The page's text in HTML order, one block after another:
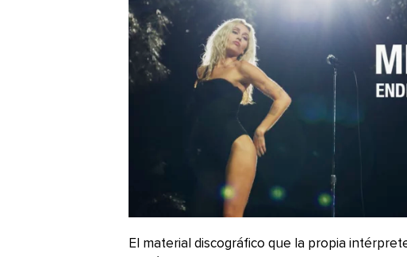
El material discográfico que la propia